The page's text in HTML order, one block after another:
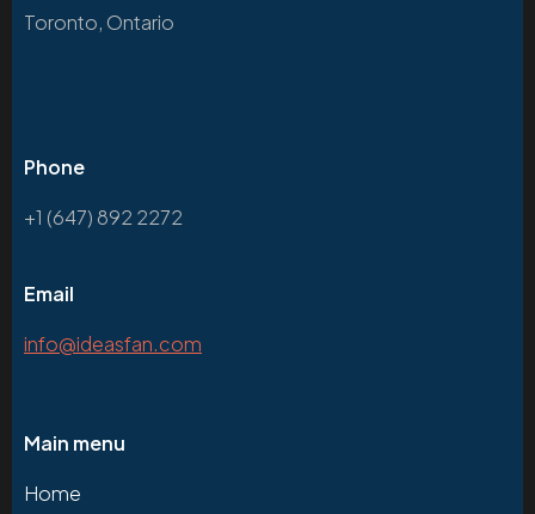
Toronto, Ontario
Phone
+1 (647) 892 2272
Email
info@ideasfan.com
Main menu
Home